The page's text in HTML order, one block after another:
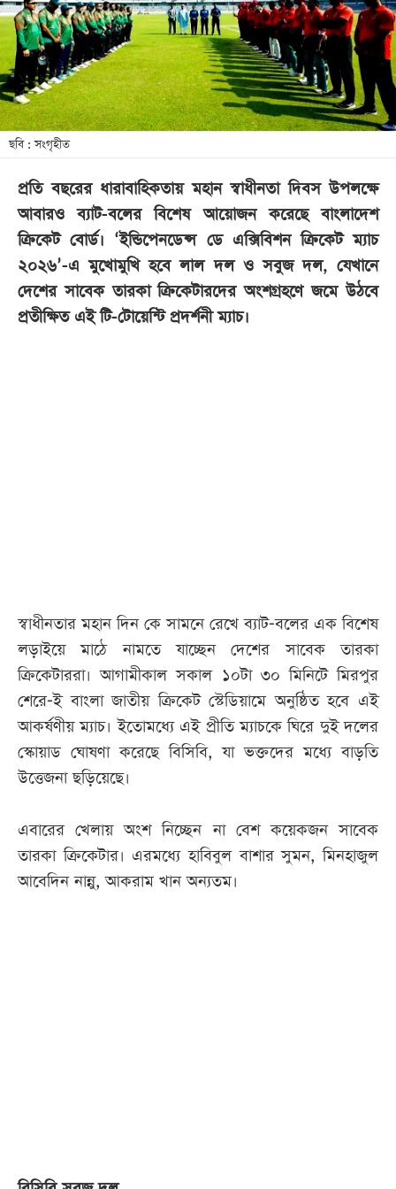
খেলা
বিনোদন
লাইফ
স্টাইল
শিক্ষা
সব
বিভাগ
ছবি
ছবি : সংগৃহীত
প্রতি বছরের ধারাবাহিকতায় মহান স্বাধীনতা দিবস উপলক্ষে
আবারও ব্যাট-বলের বিশেষ আয়োজন করেছে বাংলাদেশ
ক্রিকেট বোর্ড। ‘ইন্ডিপেনডেন্স ডে এক্সিবিশন ক্রিকেট ম্যাচ
২০২৬’-এ মুখোমুখি হবে লাল দল ও সবুজ দল, যেখানে
দেশের সাবেক তারকা ক্রিকেটারদের অংশগ্রহণে জমে উঠবে
প্রতীক্ষিত এই টি-টোয়েন্টি প্রদর্শনী ম্যাচ।
স্বাধীনতার মহান দিন কে সামনে রেখে ব্যাট-বলের এক বিশেষ
লড়াইয়ে মাঠে নামতে যাচ্ছেন দেশের সাবেক তারকা
ক্রিকেটাররা। আগামীকাল সকাল ১০টা ৩০ মিনিটে মিরপুর
শেরে-ই বাংলা জাতীয় ক্রিকেট স্টেডিয়ামে অনুষ্ঠিত হবে এই
আকর্ষণীয় ম্যাচ। ইতোমধ্যে এই প্রীতি ম্যাচকে ঘিরে দুই দলের
স্কোয়াড ঘোষণা করেছে বিসিবি, যা ভক্তদের মধ্যে বাড়তি
উত্তেজনা ছড়িয়েছে।
এবারের খেলায় অংশ নিচ্ছেন না বেশ কয়েকজন সাবেক
তারকা ক্রিকেটার। এরমধ্যে হাবিবুল বাশার সুমন, মিনহাজুল
আবেদিন নান্নু, আকরাম খান অন্যতম।